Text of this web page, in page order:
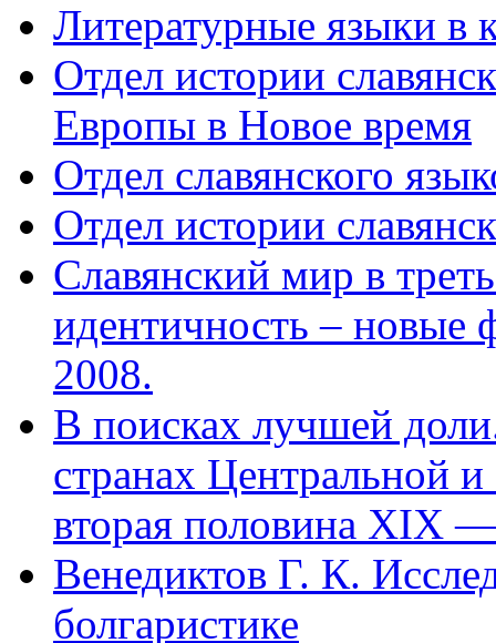
Литературные языки в
Отдел истории
Европы в Новое время
Отдел славянского
Отдел истории
Славянский мир в
идентичность – новые
2008.
В поисках лучшей
странах Центральной
вторая половина XIX
Венедиктов Г. К.
болгаристике